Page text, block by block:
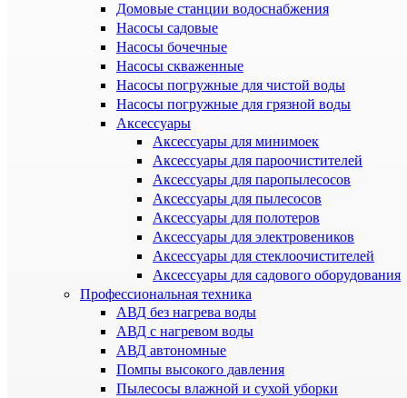
Домовые станции водоснабжения
Насосы садовые
Насосы бочечные
Насосы скваженные
Насосы погружные для чистой воды
Насосы погружные для грязной воды
Аксессуары
Аксессуары для минимоек
Аксессуары для пароочистителей
Аксессуары для паропылесосов
Аксессуары для пылесосов
Аксессуары для полотеров
Аксессуары для электровеников
Аксессуары для стеклоочистителей
Аксессуары для садового оборудования
Профессиональная техника
АВД без нагрева воды
АВД с нагревом воды
АВД автономные
Помпы высокого давления
Пылесосы влажной и сухой уборки